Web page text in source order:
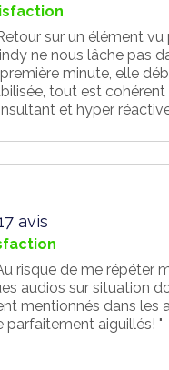
sur un élément vu
ne nous lâche pas
minute, elle
tout est
et hyper
avis
risque de me répéter
audios sur situation
mentionnés dans
parfaitement aiguillés! "